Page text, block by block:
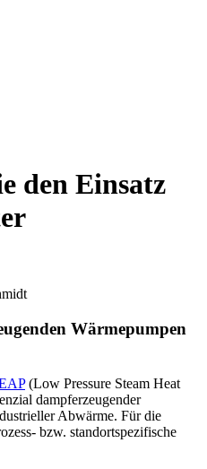
den Einsatz
Wärmepumpen
(Low Pressure Steam Heat
dampferzeugender
Abwärme. Für die
bzw. standortspezifische